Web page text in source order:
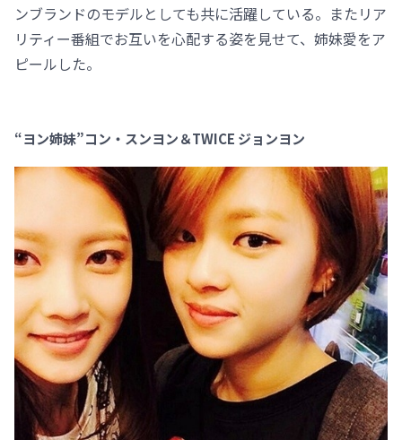
ンブランドのモデルとしても共に活躍している。またリア
リティー番組でお互いを心配する姿を見せて、姉妹愛をア
ピールした。
“ヨン姉妹”コン・スンヨン＆TWICE ジョンヨン